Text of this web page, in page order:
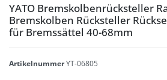
YATO Bremskolbenrücksteller
Bremskolben Rücksteller
für Bremssättel 40-68mm
ArtikelnummerYT-06805